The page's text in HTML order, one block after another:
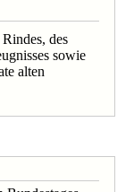
des
sowie
alten